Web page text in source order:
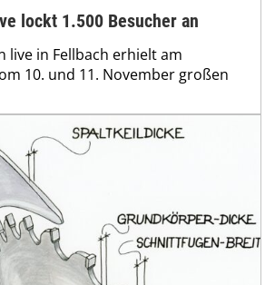
lockt 1.500 Besucher an
live in Fellbach erhielt am
10. und 11. November großen